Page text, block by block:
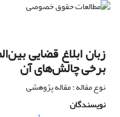
زبان ابلاغ قضایی
برخی چالش‌های آن
نوع مقاله : مقاله پژوهشی
نویسندگان